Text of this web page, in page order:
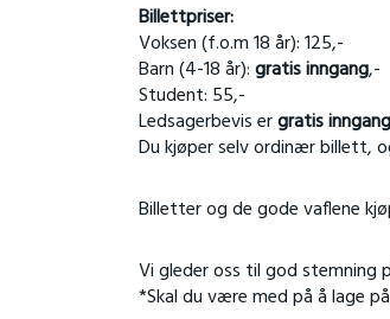
Billettpriser:
Voksen (f.o.m 18 år): 125,-
Barn (4-18 år):gratis inngang,-
Student: 55,-
Ledsagerbevis ergratis inngang
Du kjøper selv ordinær billett,
Billetter og de gode vaflene
Vi gleder oss til god stemning
*Skal du være med på å lage